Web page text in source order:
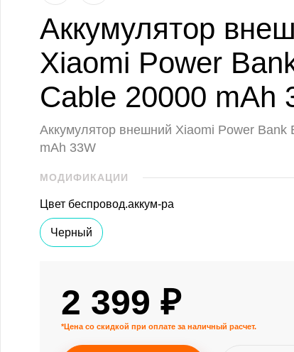
Аккумулятор
Xiaomi Power
Cable 20000 mAh
Аккумулятор внешний Xiaomi Power Bank
mAh 33W
МОДИФИКАЦИИ
Цвет беспровод.аккум-ра
Черный
2 399 ₽
*Цена со скидкой при оплате за наличный расчет.